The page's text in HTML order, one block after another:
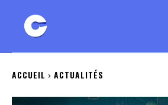
ACCUEIL ACTUALITÉS